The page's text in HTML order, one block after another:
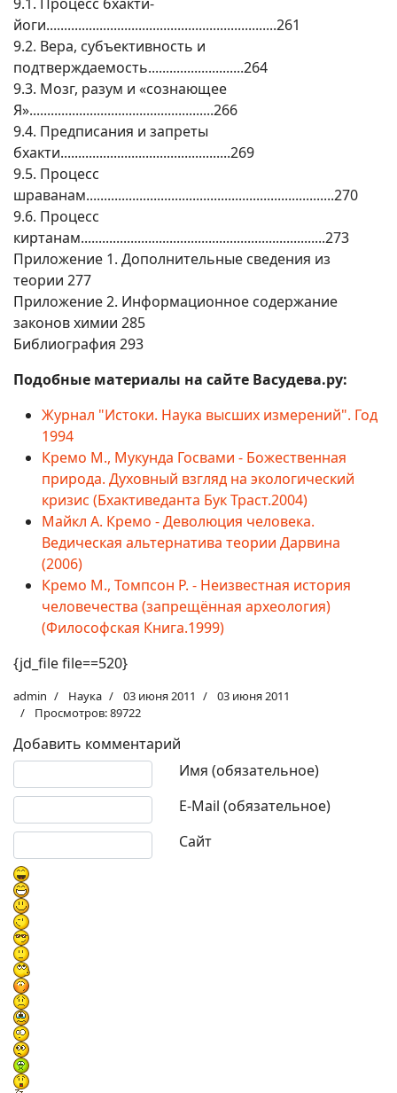
йоги.................................................................261
9.2. Вера, субъективность и
подтверждаемость...........................264
9.3. Мозг, разум и «сознающее
Я»....................................................266
9.4. Предписания и запреты
бхакти................................................269
9.5. Процесс
шраванам......................................................................270
9.6. Процесс
киртанам.....................................................................273
Приложение 1. Дополнительные сведения из
теории 277
Приложение 2. Информационное содержание
законов химии 285
Библиография 293
Подобные материалы на сайте Васудева.ру:
Журнал "Истоки. Наука высших измерений". Год
1994
Кремо М., Мукунда Госвами - Божественная
природа. Духовный взгляд на экологический
кризис (Бхактиведанта Бук Траст.2004)
Майкл А. Кремо - Деволюция человека.
Ведическая альтернатива теории Дарвина
(2006)
Кремо М., Томпсон Р. - Неизвестная история
человечества (запрещённая археология)
(Философская Книга.1999)
{jd_file file==520}
admin Наука 03 июня 2011
03 июня 2011
Просмотров: 89722
Добавить комментарий
Имя (обязательное)
E-Mail (обязательное)
Сайт
Текст комментария